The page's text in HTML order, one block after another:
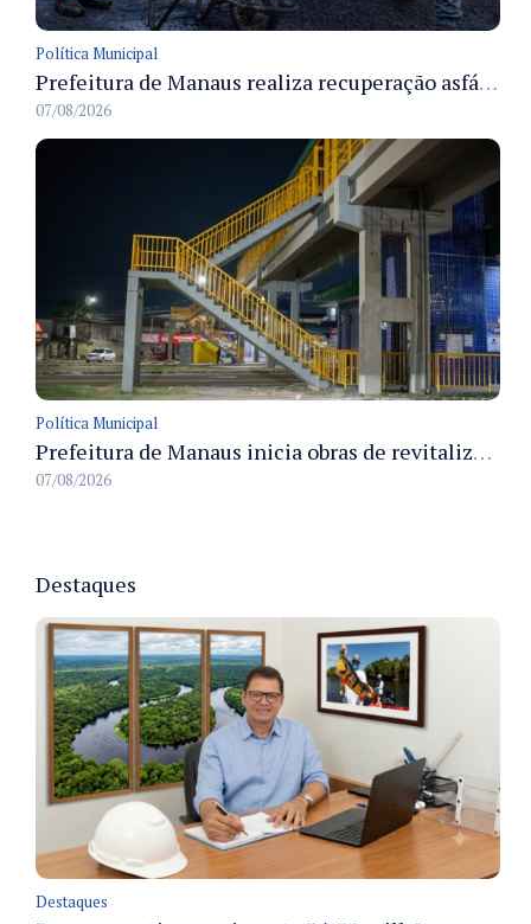
Política Municipal
Prefeitura de Manaus realiza recuperação asfáltica na rua Canário do Campo e amplia mobilidade na zona Norte
07/08/2026
Política Municipal
Prefeitura de Manaus inicia obras de revitalização na passarela Max Teixeira para ampliar segurança e mobilidade urbana
07/08/2026
Destaques
Destaques